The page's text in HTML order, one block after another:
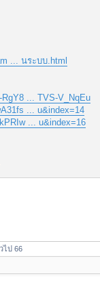
... นระบบ.html
... TVS-V_NqEu
... u&index=14
... u&index=16
ไป 66